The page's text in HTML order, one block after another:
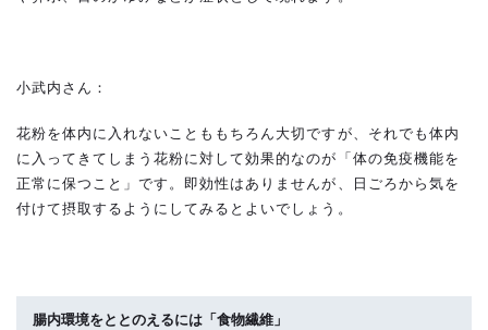
小武内さん：
花粉を体内に入れないことももちろん大切ですが、それでも体内
に入ってきてしまう花粉に対して効果的なのが「体の免疫機能を
正常に保つこと」です。即効性はありませんが、日ごろから気を
付けて摂取するようにしてみるとよいでしょう。
腸内環境をととのえるには「食物繊維」